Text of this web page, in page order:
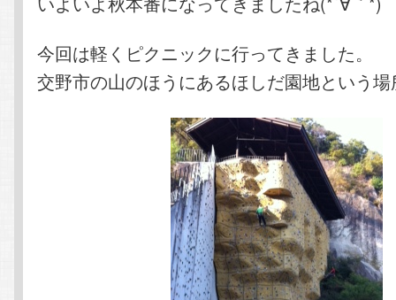
今回は軽くピクニックに行ってきました。
交野市の山のほうにあるほしだ園地という